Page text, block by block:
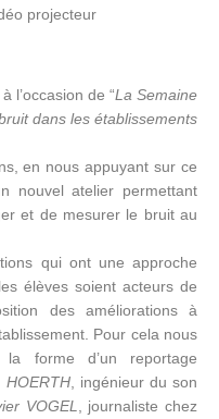
projecteur
l’occasion de “La Semaine
dans les établissements
en nous appuyant sur ce
nouvel atelier permettant
et de mesurer le bruit au
qui ont une approche
élèves soient acteurs de
des améliorations à
Pour cela nous
forme d’un reportage
HOERTH, ingénieur du son
VOGEL
, journaliste chez